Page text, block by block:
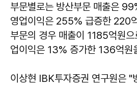
부문별로는 방산부문 매출은
영업이익은 255% 급증한 220
부문의 경우 매출이 1185억원
업이익은 13% 증가한 136억원
이상현 IBK투자증권 연구원은 "